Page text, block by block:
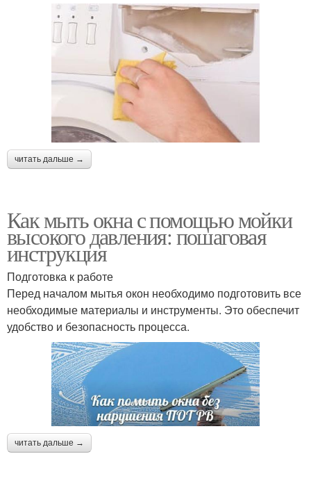
читать дальше →
Как мыть окна с помощью мойки
высокого давления: пошаговая
инструкция
Подготовка к работе
Перед началом мытья окон необходимо подготовить все
необходимые материалы и инструменты. Это обеспечит
удобство и безопасность процесса.
читать дальше →